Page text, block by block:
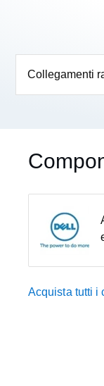
Collegamenti
Acquista tutti i